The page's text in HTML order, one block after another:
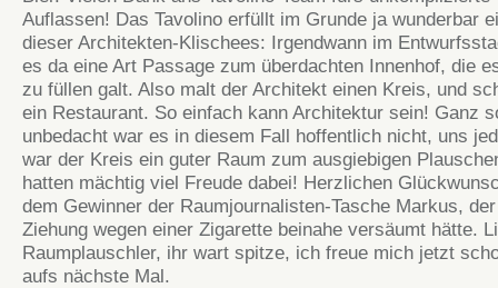
Auflassen! Das Tavolino erfüllt im Grunde ja wunderbar
dieser Architekten-Klischees: Irgendwann im
es da eine Art Passage zum überdachten Innenhof, die
zu füllen galt. Also malt der Architekt einen Kreis, und
ein Restaurant. So einfach kann Architektur sein! Ganz
unbedacht war es in diesem Fall hoffentlich nicht, uns
war der Kreis ein guter Raum zum ausgiebigen
hatten mächtig viel Freude dabei! Herzlichen
dem Gewinner der Raumjournalisten-Tasche Markus,
Ziehung wegen einer Zigarette beinahe versäumt hätte.
Raumplauschler, ihr wart spitze, ich freue mich jetzt
aufs nächste Mal.